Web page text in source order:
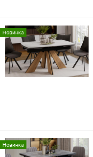
Новинка
Новинка